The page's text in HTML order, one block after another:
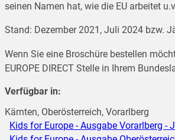
seinen Namen hat, wie die EU arbeitet
Stand: Dezember 2021, Juli 2024 bzw.
Wenn Sie eine Broschüre bestellen
EUROPE DIRECT Stelle in Ihrem
Verfügbar in:
Kärnten, Oberösterreich, Vorarlberg
Kids for Europe - Ausgabe Vorarlberg -